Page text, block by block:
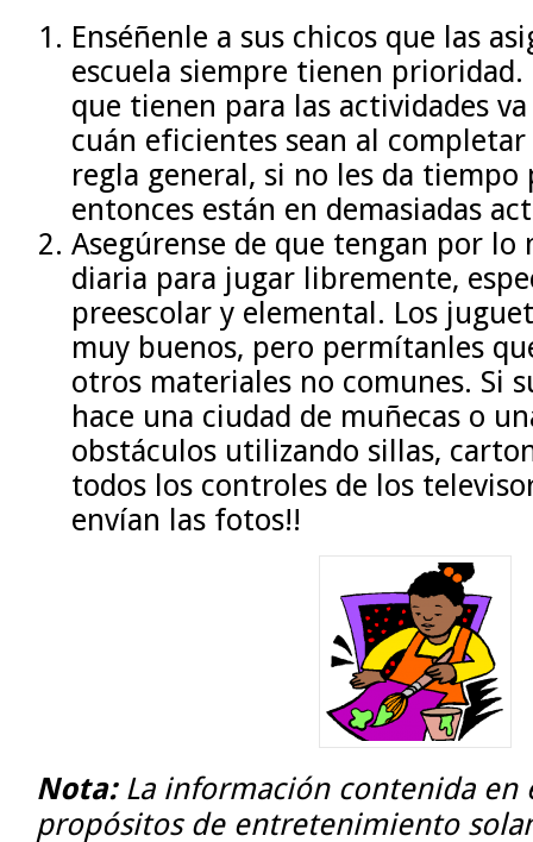
Enséñenle a sus chicos que las
escuela siempre tienen
que tienen para las actividades
cuán eficientes sean al completar
regla general, si no les da tiempo
entonces están en demasiadas
Asegúrense de que tengan por lo
diaria para jugar libremente,
preescolar y elemental. Los
muy buenos, pero permítanles
otros materiales no comunes. Si
hace una ciudad de muñecas o
obstáculos utilizando sillas,
todos los controles de los
envían las fotos!!
Nota:La información contenida en
propósitos de entretenimiento